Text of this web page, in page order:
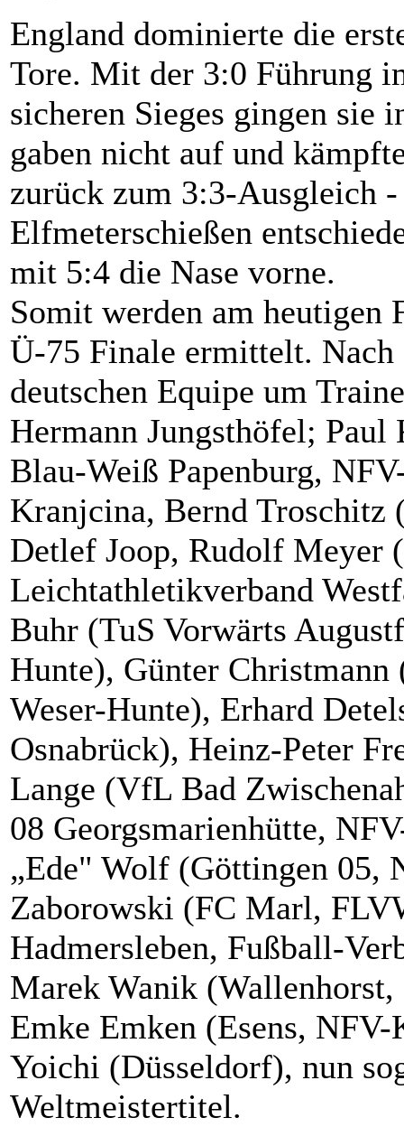
England dominierte die
Tore. Mit der 3:0 Führung
sicheren Sieges gingen sie
gaben nicht auf und
zurück zum 3:3-Ausgleich
Elfmeterschießen
mit 5:4 die Nase vorne.
Somit werden am heutigen
Ü-75 Finale ermittelt.
deutschen Equipe um
Hermann Jungsthöfel; Paul
Blau-Weiß Papenburg,
Kranjcina, Bernd Troschitz
Detlef Joop, Rudolf Meyer
Leichtathletikverband
Buhr (TuS Vorwärts
Hunte), Günter Christmann
Weser-Hunte), Erhard
Osnabrück), Heinz-Peter
Lange (VfL Bad
08 Georgsmarienhütte,
„Ede" Wolf (Göttingen 05,
Zaborowski (FC Marl,
Hadmersleben, Fußball-
Marek Wanik
Emke Emken (Esens,
Yoichi (Düsseldorf), nun
Weltmeistertitel.